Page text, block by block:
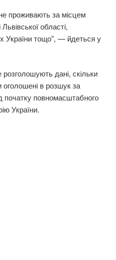
проживають за місцем
області,
України тощо”, — йдеться у
розголошують дані, скільки
в розшук за
початку повномасштабного
України.